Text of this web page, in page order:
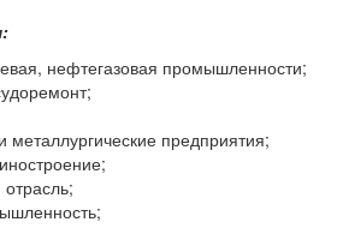
нефтегазовая промышленности;
металлургические предприятия;